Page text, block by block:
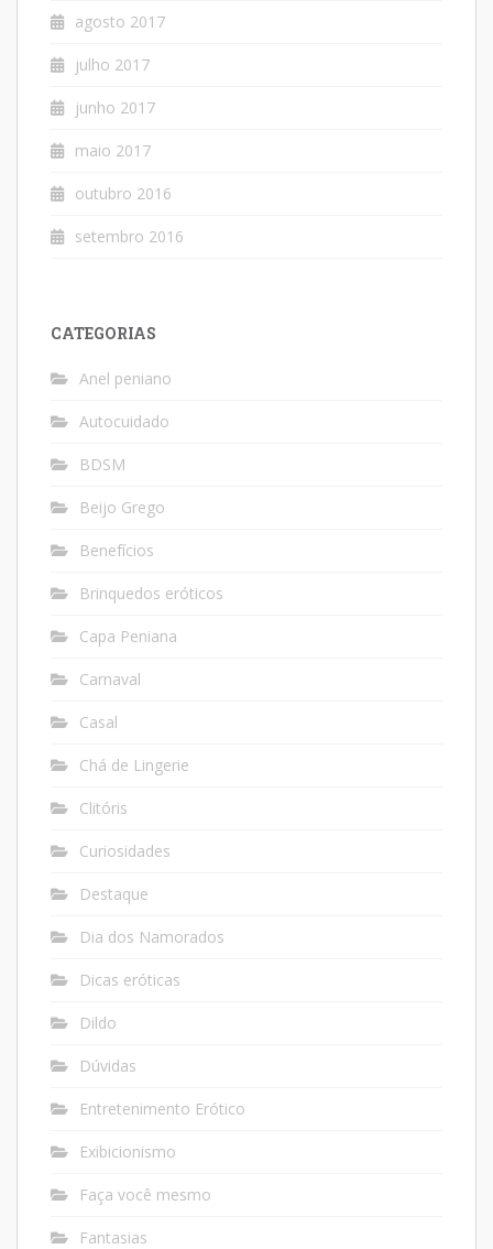
agosto 2017
julho 2017
junho 2017
maio 2017
outubro 2016
setembro 2016
CATEGORIAS
Anel peniano
Autocuidado
BDSM
Beijo Grego
Benefícios
Brinquedos eróticos
Capa Peniana
Carnaval
Casal
Chá de Lingerie
Clitóris
Curiosidades
Destaque
Dia dos Namorados
Dicas eróticas
Dildo
Dúvidas
Entretenimento Erótico
Exibicionismo
Faça você mesmo
Fantasias